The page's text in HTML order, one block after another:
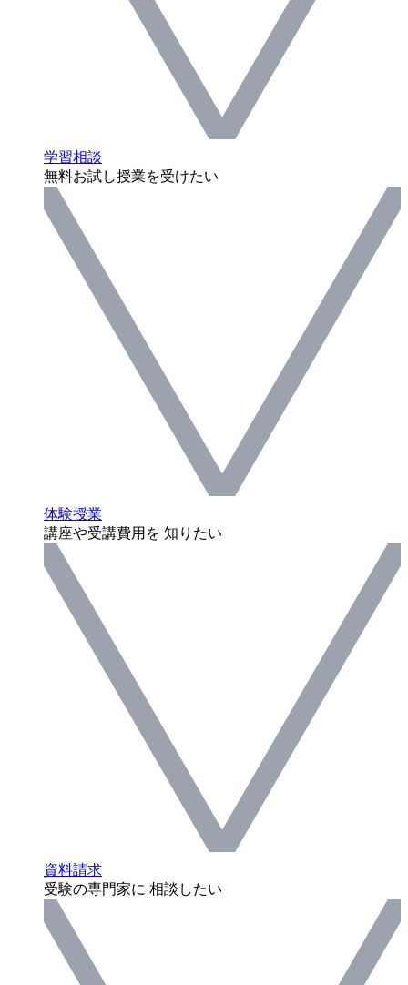
学習相談
無料お試し授業を受けたい
体験授業
講座や受講費用を 知りたい
資料請求
受験の専門家に 相談したい